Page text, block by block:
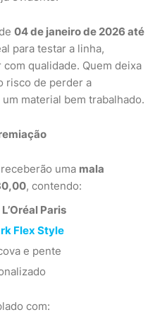
04 de janeiro de 2026 até
para testar a linha,
qualidade. Quem deixa
risco de perder a
material bem trabalhado.
receberão uma mala
, contendo:
L’Oréal Paris
Flex Style
e pente
com: